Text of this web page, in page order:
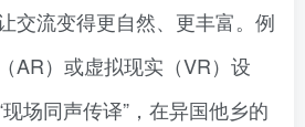
交流变得更自然、更丰富。例
AR）或虚拟现实（VR）设
场同声传译”，在异国他乡的